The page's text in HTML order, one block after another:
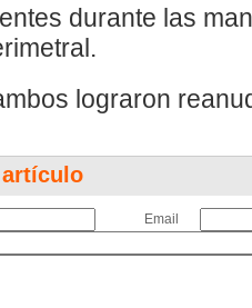
durante las
lograron
Email